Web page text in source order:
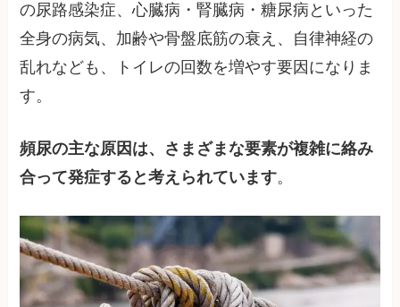
の尿路感染症、心臓病・腎臓病・糖尿病といった
全身の病気、加齢や骨盤底筋の衰え、自律神経の
乱れなども、トイレの回数を増やす要因になりま
す。​
頻尿の主な原因は、さまざまな要素が複雑に絡み
合って発症すると考えられています。